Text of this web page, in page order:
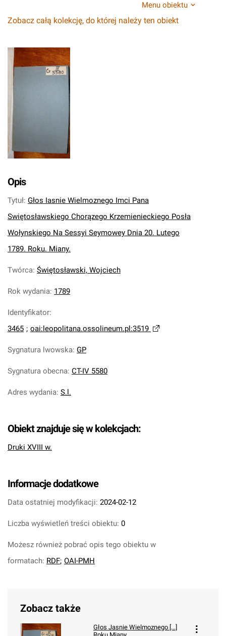
Menu obiektu
Zobacz całą kolekcję, do której należy ten obiekt
Opis
Tytuł: Głos Iasnie Wielmoznego Imci Pana
Swiętosławskiego Chorązego Krzemienieckiego Posła
Wołynskiego Na Sessyi Seymowey Dnia 20. Lutego
1789. Roku. Miany.
Twórca: Świętosławski, Wojciech
Rok wydania: 1789
Identyfikator:
3465 ; oai:leopolitana.ossolineum.pl:3519
Sygnatura lwowska: GP
Sygnatura obecna: CT-IV 5580
Adres wydania: S.l.
Obiekt znajduje się w kolekcjach:
Druki XVIII w.
Informacje dodatkowe
Data ostatniej modyfikacji: 2024-02-12
Liczba wyświetleń treści obiektu: 0
Możesz również pobrać opis tego obiektu w
formatach: RDF; OAI-PMH
Zobacz także
Głos Jasnie Wielmoznego [...]